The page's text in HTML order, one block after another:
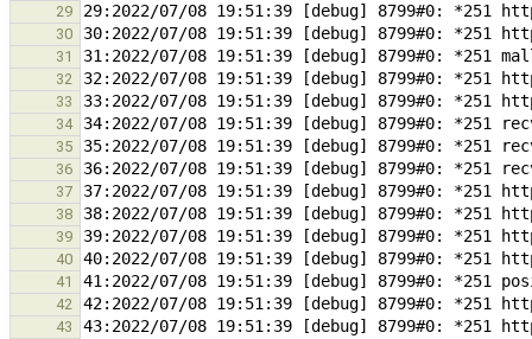
29
30
31
32
33
34
35
36
37
38
39
40
41
42
43